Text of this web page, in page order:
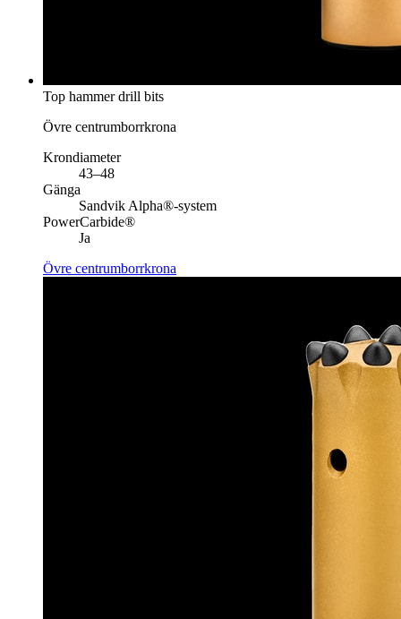
Top hammer drill bits
Övre centrumborrkrona
Krondiameter
43–48
Gänga
Sandvik Alpha®-system
PowerCarbide®
Ja
Övre centrumborrkrona